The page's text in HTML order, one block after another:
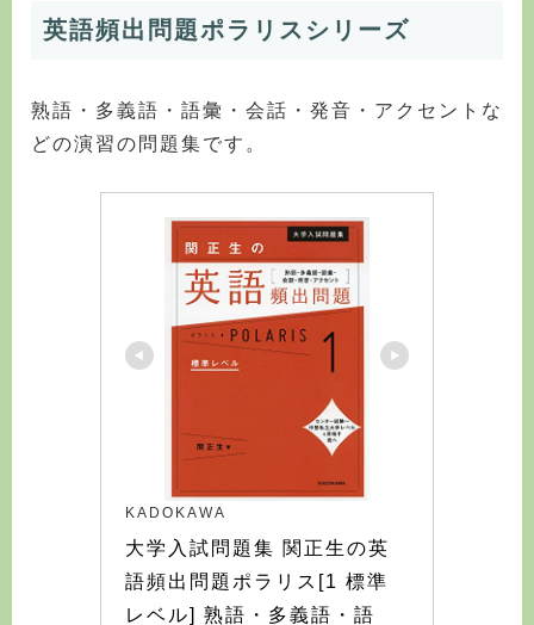
英語頻出問題ポラリスシリーズ
熟語・多義語・語彙・会話・発音・アクセントな
どの演習の問題集です。
KADOKAWA
大学入試問題集 関正生の英
語頻出問題ポラリス[1 標準
レベル] 熟語・多義語・語